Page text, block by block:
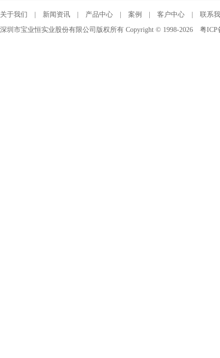
关于我们 新闻资讯 产品中心 案例 客户中心 联系
深圳市宝业恒实业股份有限公司版权所有 Copyright © 1998-2026 粤ICP